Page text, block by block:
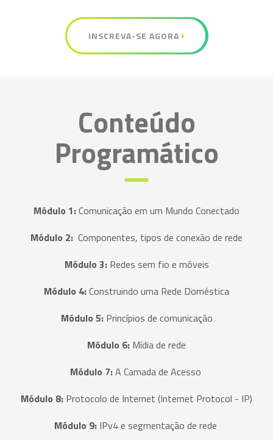
INSCREVA-SE AGORA
Conteúdo
Programático
Módulo 1:Comunicação em um Mundo Conectado
Módulo 2: Componentes, tipos de conexão de rede
Módulo 3:Redes sem fio e móveis
Módulo 4:Construindo uma Rede Doméstica
Módulo 5:Princípios de comunicação
Módulo 6: Mídia de rede
Módulo 7:A Camada de Acesso
Módulo 8: Protocolo de Internet (Internet Protocol - IP)
Módulo 9: IPv4 e segmentação de rede